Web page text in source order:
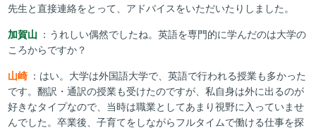
先生と直接連絡をとって、アドバイスをいただいたりしました。
加賀山 ：うれしい偶然でしたね。英語を専門的に学んだのは大学の
ころからですか？
山崎 ：はい。大学は外国語大学で、英語で行われる授業も多かった
です。翻訳・通訳の授業も受けたのですが、私自身は外に出るのが
好きなタイプなので、当時は職業としてあまり視野に入っていませ
んでした。卒業後、子育てをしながらフルタイムで働ける仕事を探